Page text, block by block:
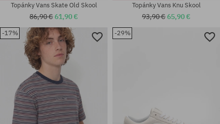
Dostupné veľkosti:
36.5; 37; 38; 38.5; 39; 40; 40.5;
42; 42.5
Dostupné veľkosti:
36.5; 37; 38; 39; 40; 40.5; 41;
Topánky Vans Skate Old Skool
86,90 €61,90 €
Topánky Vans Knu Skool
93,90 €65,90 €
-17% -29%